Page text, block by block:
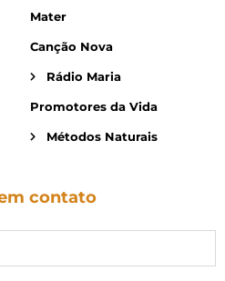
Mater
Canção Nova
Rádio Maria
Promotores da Vida
Métodos Naturais
contato